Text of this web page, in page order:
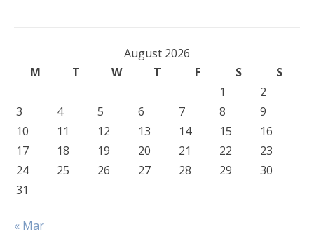
August 2026
M
T W T F S
S
1
2
3
4 5 6 7 8
9
10
11 12 13 14 15
16
17
18 19 20 21 22
23
24
25 26 27 28 29
30
31
« Mar